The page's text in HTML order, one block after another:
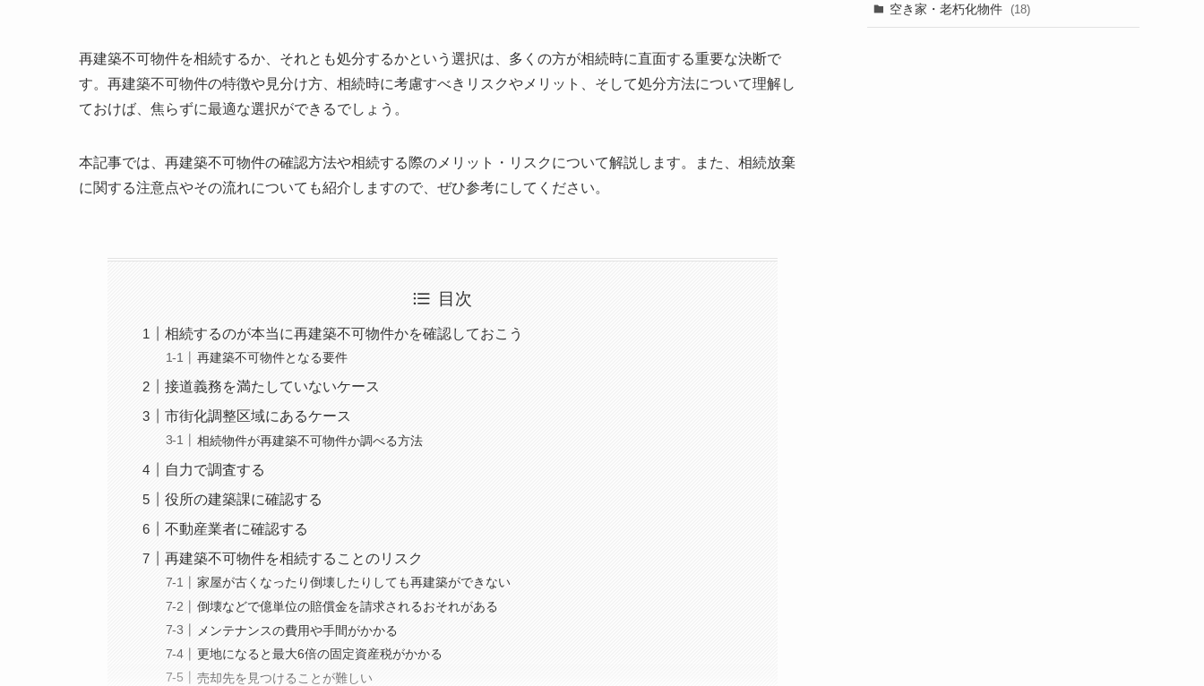
再建築不可物件を相続するか、それとも処分するかという選択は、多くの方が相続時に直面する重要な決断で
す。再建築不可物件の特徴や見分け方、相続時に考慮すべきリスクやメリット、そして処分方法について理解し
ておけば、焦らずに最適な選択ができるでしょう。
本記事では、再建築不可物件の確認方法や相続する際のメリット・リスクについて解説します。また、相続放棄
に関する注意点やその流れについても紹介しますので、ぜひ参考にしてください。
目次
相続するのが本当に再建築不可物件かを確認しておこう
再建築不可物件となる要件
接道義務を満たしていないケース
市街化調整区域にあるケース
相続物件が再建築不可物件か調べる方法
自力で調査する
役所の建築課に確認する
不動産業者に確認する
再建築不可物件を相続することのリスク
家屋が古くなったり倒壊したりしても再建築ができない
倒壊などで億単位の賠償金を請求されるおそれがある
メンテナンスの費用や手間がかかる
更地になると最大6倍の固定資産税がかかる
売却先を見つけることが難しい
空き家・老朽化物件 (18)